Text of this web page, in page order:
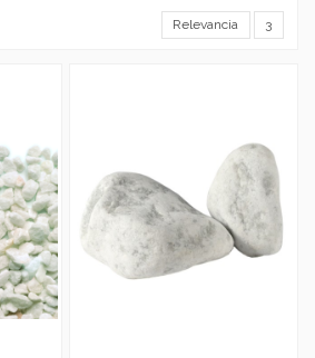
Relevancia 3